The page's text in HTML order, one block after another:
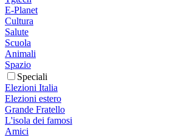
E-Planet
Cultura
Salute
Scuola
Animali
Spazio
Speciali
Elezioni Italia
Elezioni estero
Grande Fratello
L'isola dei famosi
Amici